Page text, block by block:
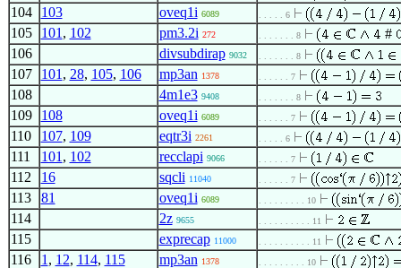
104 103 oveq1i 6089 . . . . . 6
105 101 , 102 pm3.2i 272 . . . . . . . 8
#
106
divsubdirap 9032 . . . . . . . 8
107 101 , 28, 105, 106 mp3an 1378 . . . . . . 7
108 4m1e3 9408 . . . . . . . 8
109 108 oveq1i 6089 . . . . . . 7
110 107, 109 eqtr3i 2261 . . . . . 6
111 101 , 102 recclapi 9066 . . . . . . 7
112 16 sqcli 11040 . . . . . . 7
113 81 oveq1i 6089 . . . . . . . . . 10
114 2z 9655 . . . . . . . . . . 11
115 exprecap 11000 . . . . . . . . . . 11
116 1 , 12, 114, 115 mp3an 1378 . . . . . . . . . 10